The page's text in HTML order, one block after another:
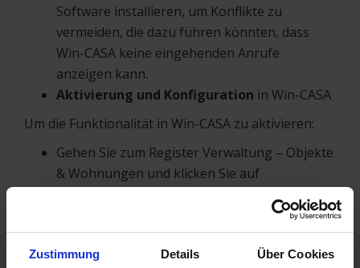
Zustimmung Details Über Cookies
Software installieren, um Konflikte zu
vermeiden, die dazu führen könnten, dass
Win-CASA keine eingehenden Anrufe
anzeigen kann.
Aktivierung und Konfiguration in Win-CASA
Um die Funktionalität in Win-CASA zu aktivieren:
Gehen Sie zum Register Verwaltung – Objekte
& Wohnungen und klicken Sie auf
Im Bereich Optionen – Register TAPI-
Telefonie können Sie die TAPI-Funktion
aktivieren.